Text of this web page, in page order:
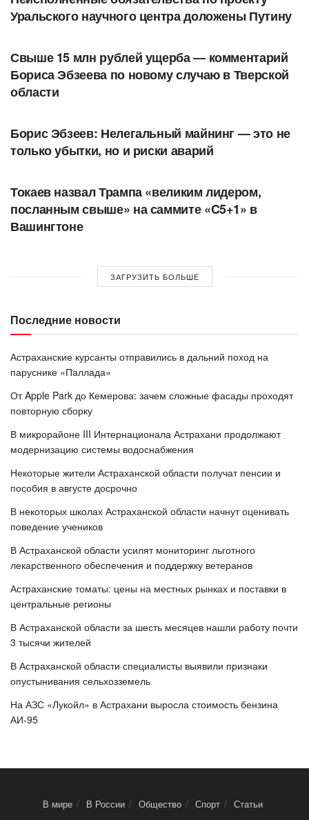
Уральского научного центра доложены Путину
Свыше 15 млн рублей ущерба — комментарий
Бориса Эбзеева по новому случаю в Тверской
области
Борис Эбзеев: Нелегальный майнинг — это не
только убытки, но и риски аварий
Токаев назвал Трампа «великим лидером,
посланным свыше» на саммите «C5+1» в
Вашингтоне
ЗАГРУЗИТЬ БОЛЬШЕ
Последние новости
Астраханские курсанты отправились в дальний поход на
паруснике «Паллада»
От Apple Park до Кемерова: зачем сложные фасады проходят
повторную сборку
В микрорайоне III Интернационала Астрахани продолжают
модернизацию системы водоснабжения
Некоторые жители Астраханской области получат пенсии и
пособия в августе досрочно
В некоторых школах Астраханской области начнут оценивать
поведение учеников
В Астраханской области усилят мониторинг льготного
лекарственного обеспечения и поддержку ветеранов
Астраханские томаты: цены на местных рынках и поставки в
центральные регионы
В Астраханской области за шесть месяцев нашли работу почти
3 тысячи жителей
В Астраханской области специалисты выявили признаки
опустынивания сельхозземель
На АЗС «Лукойл» в Астрахани выросла стоимость бензина
АИ-95
В мире В России Общество Спорт Статьи